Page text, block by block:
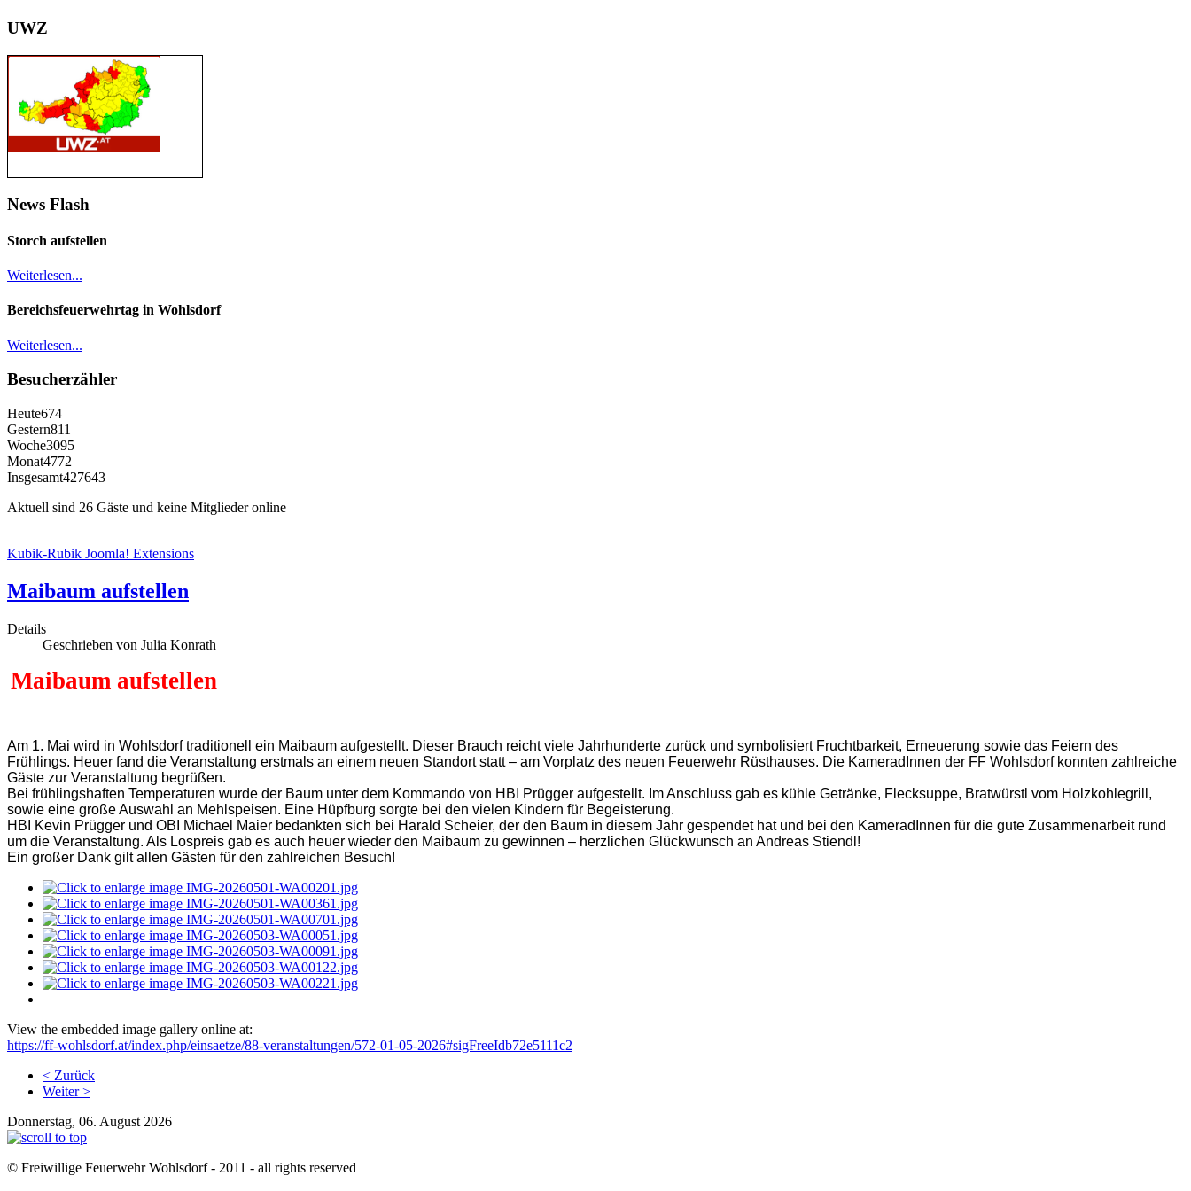
UWZ
News Flash
Storch aufstellen
Weiterlesen...
Bereichsfeuerwehrtag in Wohlsdorf
Weiterlesen...
Besucherzähler
Heute674
Gestern811
Woche3095
Monat4772
Insgesamt427643
Aktuell sind 26 Gäste und keine Mitglieder online
Kubik-Rubik Joomla! Extensions
Maibaum aufstellen
Details
Geschrieben von Julia Konrath
Maibaum aufstellen
Am 1. Mai wird in Wohlsdorf traditionell ein Maibaum aufgestellt. Dieser Brauch reicht viele Jahrhunderte zurück und symbolisiert Fruchtbarkeit, Erneuerung sowie das Feiern des
Frühlings. Heuer fand die Veranstaltung erstmals an einem neuen Standort statt – am Vorplatz des neuen Feuerwehr Rüsthauses. Die KameradInnen der FF Wohlsdorf konnten zahlreiche
Gäste zur Veranstaltung begrüßen.
Bei frühlingshaften Temperaturen wurde der Baum unter dem Kommando von HBI Prügger aufgestellt. Im Anschluss gab es kühle Getränke, Flecksuppe, Bratwürstl vom Holzkohlegrill,
sowie eine große Auswahl an Mehlspeisen. Eine Hüpfburg sorgte bei den vielen Kindern für Begeisterung.
HBI Kevin Prügger und OBI Michael Maier bedankten sich bei Harald Scheier, der den Baum in diesem Jahr gespendet hat und bei den KameradInnen für die gute Zusammenarbeit rund
um die Veranstaltung. Als Lospreis gab es auch heuer wieder den Maibaum zu gewinnen – herzlichen Glückwunsch an Andreas Stiendl!
Ein großer Dank gilt allen Gästen für den zahlreichen Besuch!
View the embedded image gallery online at:
https://ff-wohlsdorf.at/index.php/einsaetze/88-veranstaltungen/572-01-05-2026#sigFreeIdb72e5111c2
< Zurück
Weiter >
Donnerstag, 06. August 2026
© Freiwillige Feuerwehr Wohlsdorf - 2011 - all rights reserved